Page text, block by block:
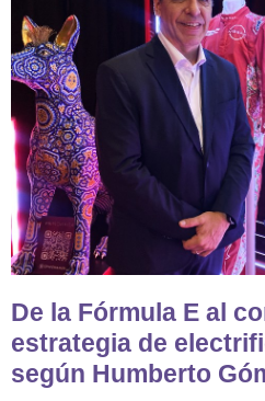
De la Fórmula E al
estrategia de
según Humberto